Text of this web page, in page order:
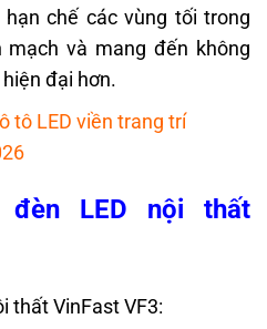
chế các vùng tối trong
và mang đến không
đại hơn.
tô LED viền trang trí
LED nội thất
thất VinFast VF3: